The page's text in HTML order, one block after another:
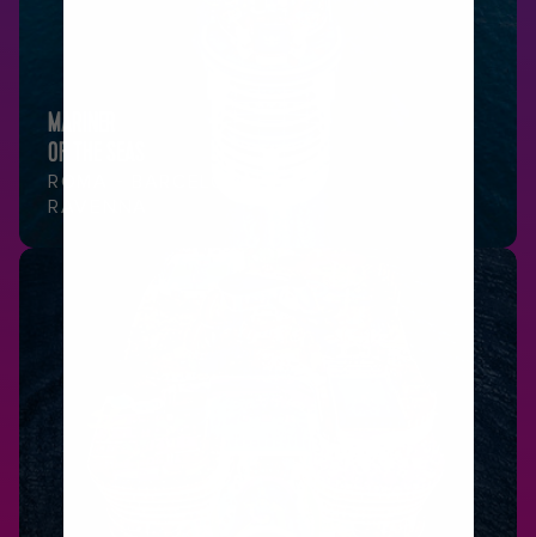
MARINER
OF THE SEAS
ROMA - BARCELONA -
RAVENNA